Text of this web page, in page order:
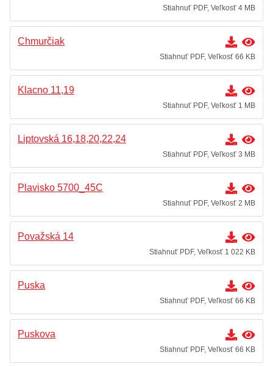
Stiahnuť PDF, Veľkosť 4 MB
Chmurčiak
Stiahnuť PDF, Veľkosť 66 KB
Klacno 11,19
Stiahnuť PDF, Veľkosť 1 MB
Liptovská 16,18,20,22,24
Stiahnuť PDF, Veľkosť 3 MB
Plavisko 5700_45C
Stiahnuť PDF, Veľkosť 2 MB
Považská 14
Stiahnuť PDF, Veľkosť 1 022 KB
Puska
Stiahnuť PDF, Veľkosť 66 KB
Puskova
Stiahnuť PDF, Veľkosť 66 KB